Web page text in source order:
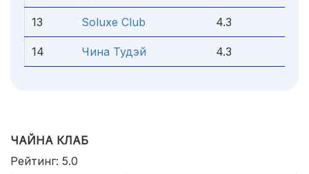
13 Soluxe Club 4.3
14 Чина Тудэй 4.3
ЧАЙНА КЛАБ
Рейтинг: 5.0